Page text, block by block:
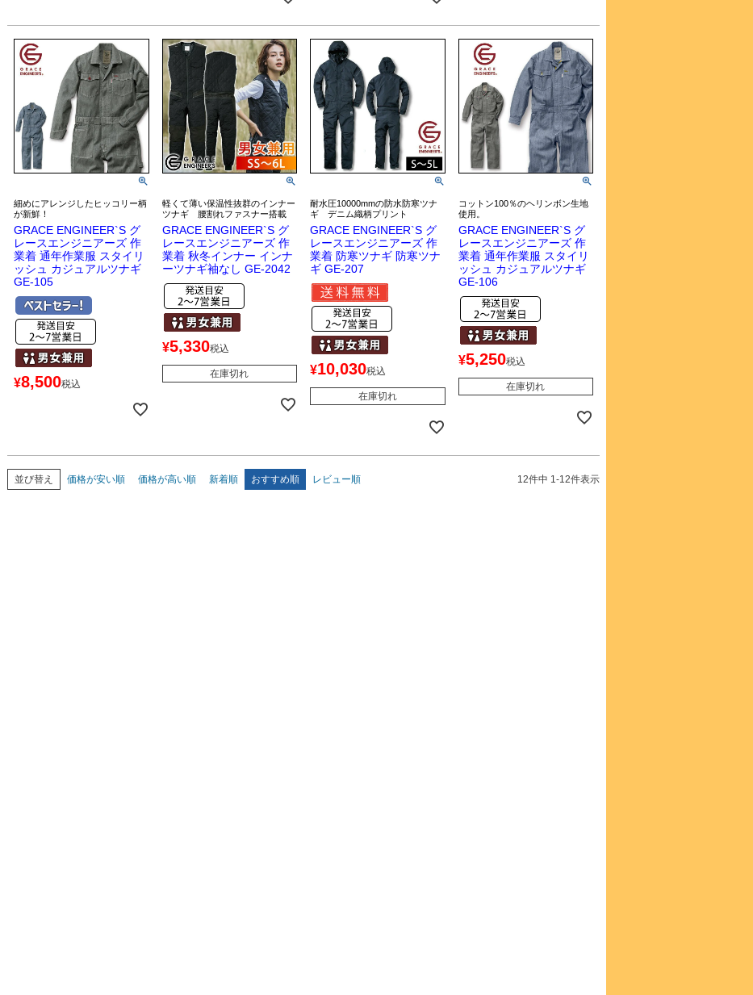
細めにアレンジしたヒッコリー柄
が新鮮！
GRACE ENGINEER`S グ
レースエンジニアーズ 作
業着 通年作業服 スタイリ
ッシュ カジュアルツナギ
GE-105
¥8,500税込
軽くて薄い保温性抜群のインナー
ツナギ 腰割れファスナー搭載
GRACE ENGINEER`S グ
レースエンジニアーズ 作
業着 秋冬インナー インナ
ーツナギ袖なし GE-2042
¥5,330税込
在庫切れ
耐水圧10000mmの防水防寒ツナ
ギ デニム織柄プリント
GRACE ENGINEER`S グ
レースエンジニアーズ 作
業着 防寒ツナギ 防寒ツナ
ギ GE-207
¥10,030税込
在庫切れ
コットン100％のヘリンボン生地
使用。
GRACE ENGINEER`S グ
レースエンジニアーズ 作
業着 通年作業服 スタイリ
ッシュ カジュアルツナギ
GE-106
¥5,250税込
在庫切れ
並び替え 価格が安い順 価格が高い順 新着順 おすすめ順 レビュー順 12件中 1-12件表示